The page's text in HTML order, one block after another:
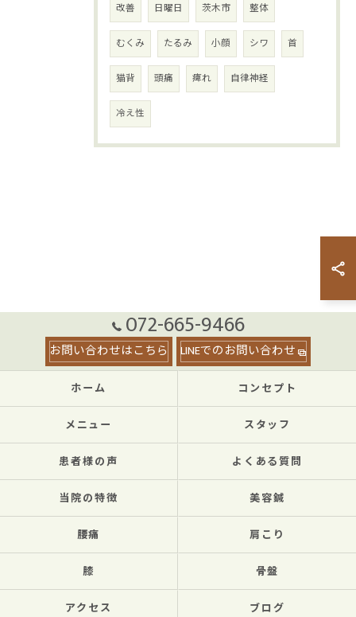
改善 日曜日 茨木市 整体
むくみ たるみ 小顔 シワ 首
猫背 頭痛 痺れ 自律神経
冷え性
072-665-9466
お問い合わせはこちら LINEでのお問い合わせ
ホーム コンセプト
メニュー スタッフ
患者様の声 よくある質問
当院の特徴 美容鍼
腰痛 肩こり
膝 骨盤
アクセス ブログ